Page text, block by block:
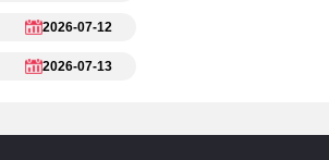
2026-07-12
2026-07-13